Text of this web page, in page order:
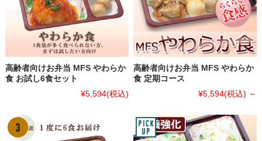
高齢者向けお弁当 MFS やわらか
食 お試し6食セット
¥5,594(税込)
高齢者向けお弁当 MFS やわらか
食 定期コース
¥5,594(税込) ～